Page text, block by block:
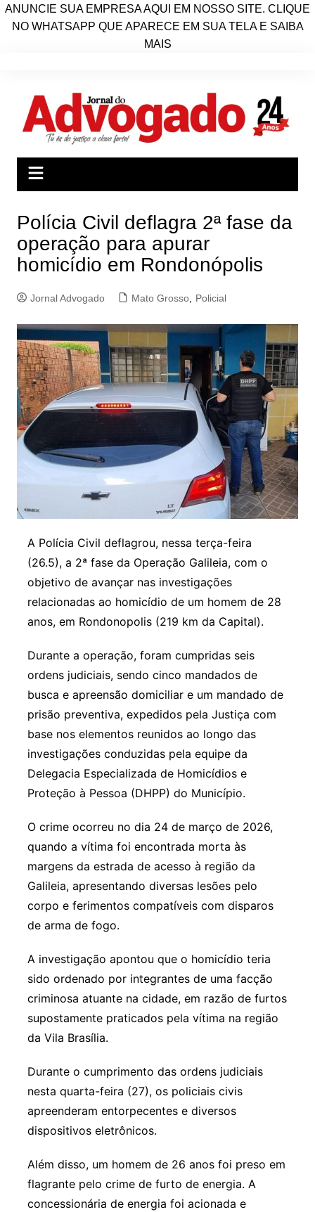
ANUNCIE SUA EMPRESA AQUI EM NOSSO SITE. CLIQUE
NO WHATSAPP QUE APARECE EM SUA TELA E SAIBA
MAIS
conteúdo
Polícia Civil deflagra 2ª fase da
operação para apurar
homicídio em Rondonópolis
Jornal Advogado Mato Grosso, Policial
A Polícia Civil deflagrou, nessa terça-feira
(26.5), a 2ª fase da Operação Galileia, com o
objetivo de avançar nas investigações
relacionadas ao homicídio de um homem de 28
anos, em Rondonopolis (219 km da Capital).
Durante a operação, foram cumpridas seis
ordens judiciais, sendo cinco mandados de
busca e apreensão domiciliar e um mandado de
prisão preventiva, expedidos pela Justiça com
base nos elementos reunidos ao longo das
investigações conduzidas pela equipe da
Delegacia Especializada de Homicídios e
Proteção à Pessoa (DHPP) do Município.
O crime ocorreu no dia 24 de março de 2026,
quando a vítima foi encontrada morta às
margens da estrada de acesso à região da
Galileia, apresentando diversas lesões pelo
corpo e ferimentos compatíveis com disparos
de arma de fogo.
A investigação apontou que o homicídio teria
sido ordenado por integrantes de uma facção
criminosa atuante na cidade, em razão de furtos
supostamente praticados pela vítima na região
da Vila Brasília.
Durante o cumprimento das ordens judiciais
nesta quarta-feira (27), os policiais civis
apreenderam entorpecentes e diversos
dispositivos eletrônicos.
Além disso, um homem de 26 anos foi preso em
flagrante pelo crime de furto de energia. A
concessionária de energia foi acionada e